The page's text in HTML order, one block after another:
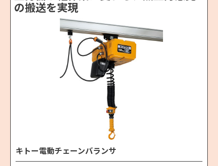
の搬送を実現
キトー電動チェーンバランサ